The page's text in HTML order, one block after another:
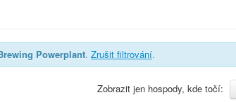
Powerplant. Zrušit filtrování.
Zobrazit jen hospody, kde točí: